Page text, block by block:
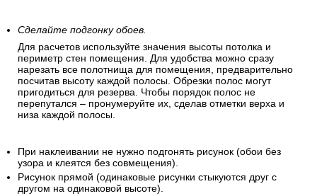
Сделайте подгонку обоев.
Для расчетов используйте значения высоты потолка и
периметр стен помещения. Для удобства можно сразу
нарезать все полотнища для помещения, предварительно
посчитав высоту каждой полосы. Обрезки полос могут
пригодиться для резерва. Чтобы порядок полос не
перепутался – пронумеруйте их, сделав отметки верха и
низа каждой полосы.
При наклеивании не нужно подгонять рисунок (обои без
узора и клеятся без совмещения).
Рисунок прямой (одинаковые рисунки стыкуются друг с
другом на одинаковой высоте).